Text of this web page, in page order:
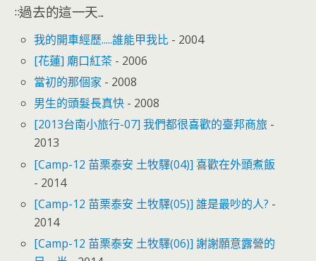
::過去的這一天...
我的開車經歷.....誰能甲我比 - 2004
[花蓮] 廟口紅茶 - 2006
當初的那個家 - 2008
男生的頭髮長真快 - 2008
[2013台南小旅行-07] 我們都很喜歡的臺邦商旅 -
2013
[Camp-12 苗栗泰安 土牧驛(04)] 喜歡在外頭煮飯
- 2014
[Camp-12 苗栗泰安 土牧驛(05)] 誰是最吵的人? -
2014
[Camp-12 苗栗泰安 土牧驛(06)] 謝謝願意露營的